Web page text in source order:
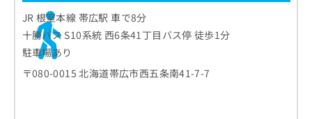
JR 根室本線 帯広駅 車で8分
十勝バス S10系統 西6条41丁目バス停 徒歩1分
駐車場あり
〒080-0015 北海道帯広市西五条南41-7-7